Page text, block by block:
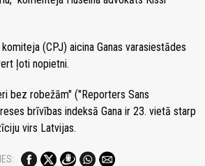
(CPJ) aicina Ganas varasiestādes
ļoti nopietni.
bez robežām" ("Reporters Sans
brīvības indeksā Gana ir 23. vietā starp
virs Latvijas.